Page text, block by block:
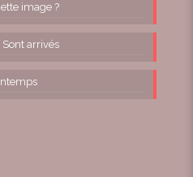
image ?
arrivés